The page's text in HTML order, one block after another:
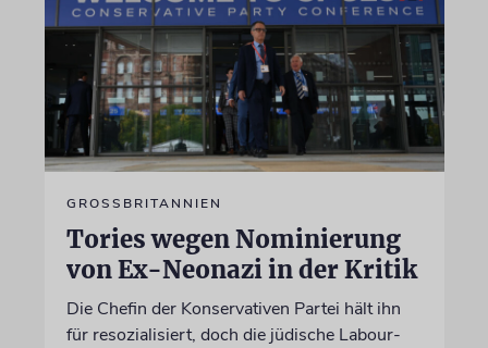
GROSSBRITANNIEN
Tories wegen Nominierung
von Ex-Neonazi in der Kritik
Die Chefin der Konservativen Partei hält ihn
für resozialisiert, doch die jüdische Labour-